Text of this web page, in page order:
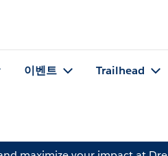
이벤트 Trailhead